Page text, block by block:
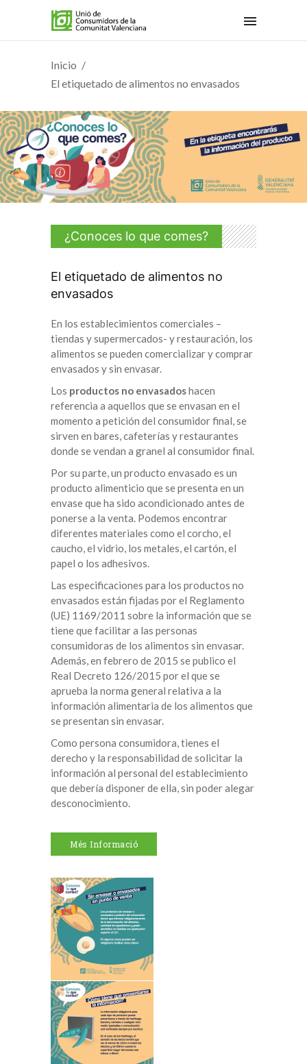
Inicio
El etiquetado de alimentos no envasados
¿Conoces lo que comes?
El etiquetado de alimentos no
envasados
En los establecimientos comerciales –
tiendas y supermercados- y restauración, los
alimentos se pueden comercializar y comprar
envasados y sin envasar.
Los productos no envasadoshacen
referencia a aquellos que se envasan en el
momento a petición del consumidor final, se
sirven en bares, cafeterías y restaurantes
donde se vendan a granel al consumidor final.
Por su parte, un producto envasado es un
producto alimenticio que se presenta en un
envase que ha sido acondicionado antes de
ponerse a la venta. Podemos encontrar
diferentes materiales como el corcho, el
caucho, el vidrio, los metales, el cartón, el
papel o los adhesivos.
Las especificaciones para los productos no
envasados están fijadas por el Reglamento
(UE) 1169/2011 sobre la información que se
tiene que facilitar a las personas
consumidoras de los alimentos sin envasar.
Además, en febrero de 2015 se publico el
Real Decreto 126/2015 por el que se
aprueba la norma general relativa a la
información alimentaria de los alimentos que
se presentan sin envasar.
Como persona consumidora, tienes el
derecho y la responsabilidad de solicitar la
información al personal del establecimiento
que debería disponer de ella, sin poder alegar
desconocimiento.
Més Informació